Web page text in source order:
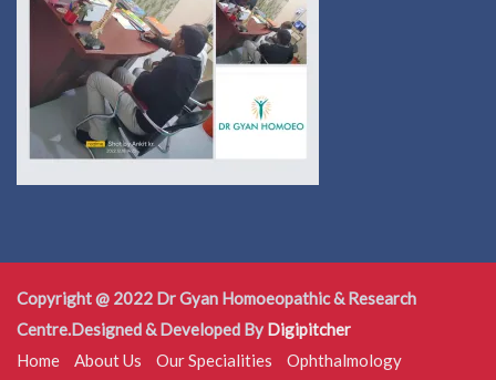
Copyright @ 2022 Dr Gyan Homoeopathic & Research
Centre.Designed & Developed By Digipitcher
Home
About Us Our Specialities Ophthalmology